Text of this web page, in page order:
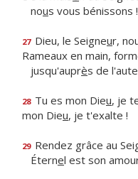
nous vous bénissons !
27 Dieu, le Seigneur,
Rameaux en main,
jusqu'auprès de
28 Tu es mon Dieu, je
mon Dieu, je t'exalte !
29 Rendez grâce au
Éternel est son